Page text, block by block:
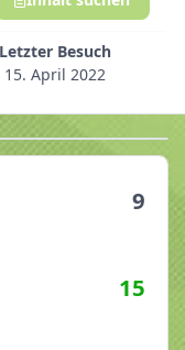
Letzter Besuch
15. April 2022
9
15